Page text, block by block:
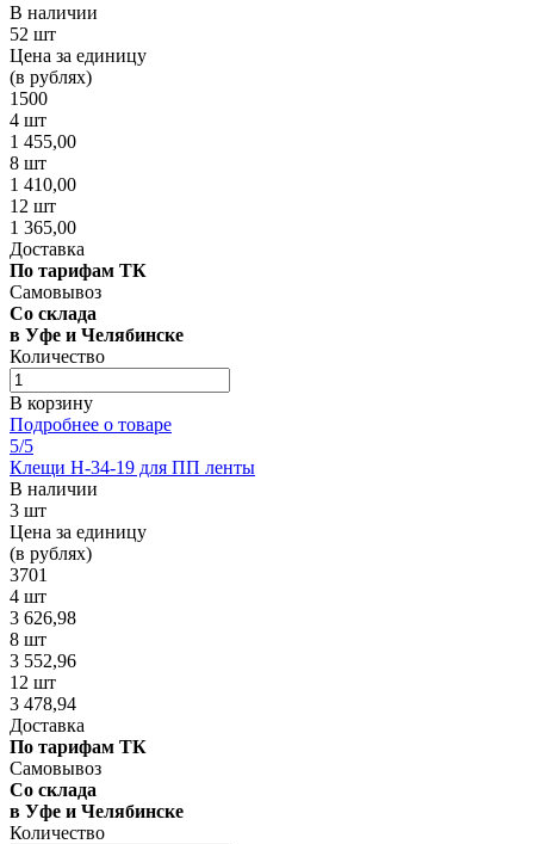
В наличии
52 шт
Цена за единицу
(в рублях)
1500
4 шт
1 455,00
8 шт
1 410,00
12 шт
1 365,00
Доставка
По тарифам ТК
Самовывоз
Со склада
в Уфе и Челябинске
Количество
В корзину
Подробнее о товаре
5/5
Клещи Н-34-19 для ПП ленты
В наличии
3 шт
Цена за единицу
(в рублях)
3701
4 шт
3 626,98
8 шт
3 552,96
12 шт
3 478,94
Доставка
По тарифам ТК
Самовывоз
Со склада
в Уфе и Челябинске
Количество